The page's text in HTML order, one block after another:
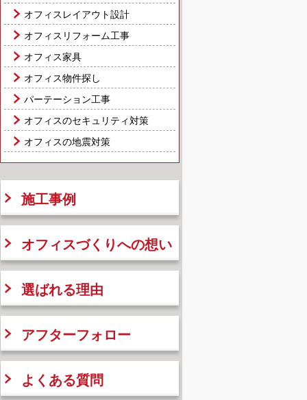
オフィスレイアウト設計
オフィスリフォーム工事
オフィス家具
オフィス物件探し
パーテーション工事
オフィスのセキュリティ対策
オフィスの地震対策
施工事例
オフィスづくりへの想い
選ばれる理由
アフターフォロー
よくある質問